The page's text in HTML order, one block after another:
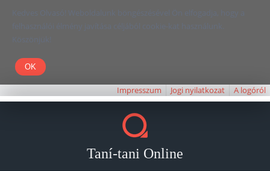
Kedves Olvasó! Weboldalunk böngészésével Ön elfogadja, hogy a
felhasználói élmény javítása céljából cookie-kat használunk.
Köszönjük!
Impresszum Jogi nyilatkozat A logóról
Taní-tani Online